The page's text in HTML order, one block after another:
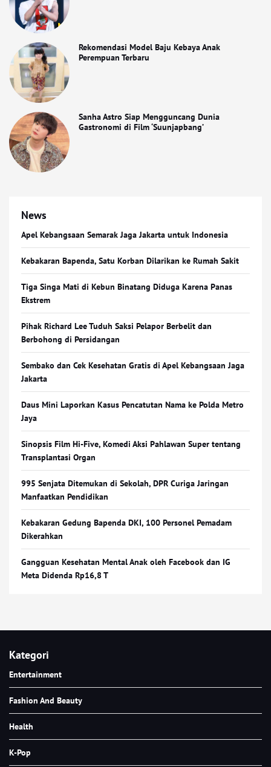
Rekomendasi Model Baju Kebaya Anak
Perempuan Terbaru
Sanha Astro Siap Mengguncang Dunia
Gastronomi di Film ‘Suunjapbang’
News
Apel Kebangsaan Semarak Jaga Jakarta untuk Indonesia
Kebakaran Bapenda, Satu Korban Dilarikan ke Rumah Sakit
Tiga Singa Mati di Kebun Binatang Diduga Karena Panas
Ekstrem
Pihak Richard Lee Tuduh Saksi Pelapor Berbelit dan
Berbohong di Persidangan
Sembako dan Cek Kesehatan Gratis di Apel Kebangsaan Jaga
Jakarta
Daus Mini Laporkan Kasus Pencatutan Nama ke Polda Metro
Jaya
Sinopsis Film Hi-Five, Komedi Aksi Pahlawan Super tentang
Transplantasi Organ
995 Senjata Ditemukan di Sekolah, DPR Curiga Jaringan
Manfaatkan Pendidikan
Kebakaran Gedung Bapenda DKI, 100 Personel Pemadam
Dikerahkan
Gangguan Kesehatan Mental Anak oleh Facebook dan IG
Meta Didenda Rp16,8 T
Kategori
Entertainment
Fashion And Beauty
Health
K-Pop